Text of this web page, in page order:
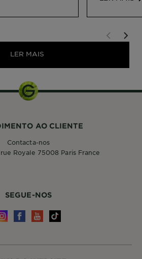
LER MAIS
SEGUE-NOS
AO CLIENTE
Contacta-nos
rue Royale 75008 Paris France